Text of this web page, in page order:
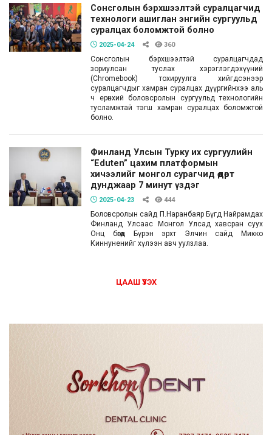
Сонсголын бэрхшээлтэй суралцагчид
технологи ашиглан энгийн сургуульд
суралцах боломжтой болно
2025-04-24 360
Сонсголын бэрхшээлтэй суралцагчдад
зориулсан туслах хэрэглэгдэхүүний
(Chromebook) тохируулга хийгдсэнээр
суралцагчдыг хамран суралцах дүүргийнхээ аль
ч ерөнхий боловсролын сургуульд технологийн
тусламжтай тэгш хамран суралцах боломжтой
болно.
Финланд Улсын Турку их сургуулийн
“Eduten” цахим платформын
хичээлийг монгол сурагчид өдөрт
дунджаар 7 минут үздэг
2025-04-23 444
Боловсролын сайд П.Наранбаяр Бүгд Найрамдах
Финланд Улсаас Монгол Улсад хавсран суух
Онц бөгөөд Бүрэн эрхт Элчин сайд Микко
Киннуненийг хүлээн авч уулзлаа.
ЦААШ ҮЗЭХ